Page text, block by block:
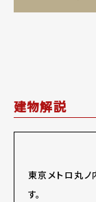
建物解説
東京メトロ丸ノ
す。